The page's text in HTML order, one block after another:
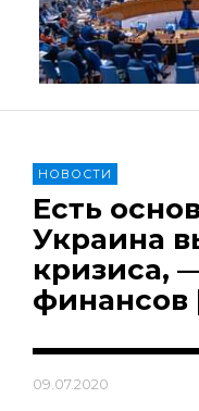
НОВОСТИ
Есть
Украина
кризиса,
финансов
09.07.2020